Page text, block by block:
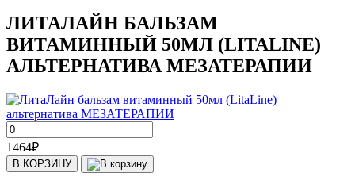
ЛИТАЛАЙН БАЛЬЗАМ
ВИТАМИННЫЙ 50МЛ (LITALINE)
АЛЬТЕРНАТИВА МЕЗАТЕРАПИИ
1464₽
В КОРЗИНУ